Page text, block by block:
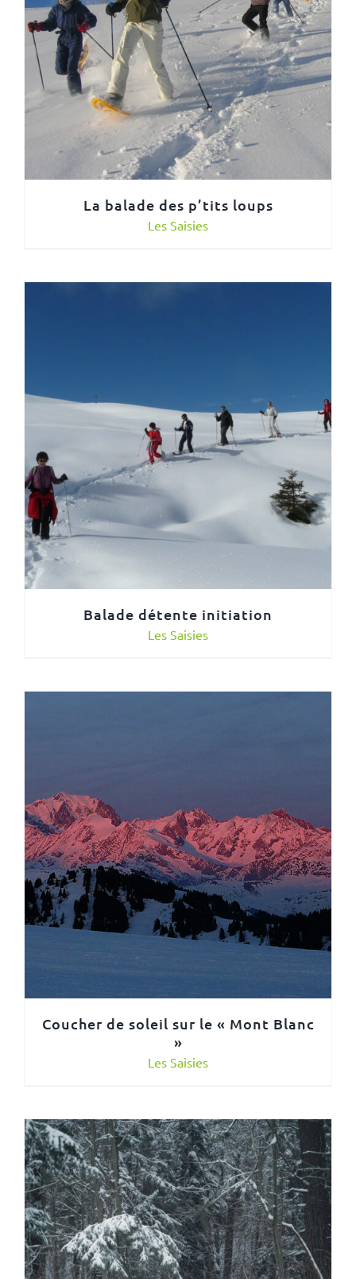
La balade des p’tits loups
Les Saisies
Balade détente initiation
Les Saisies
Coucher de soleil sur le « Mont Blanc
»
Les Saisies